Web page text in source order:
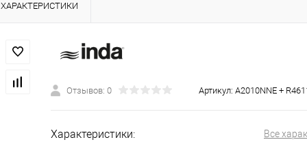
ХАРАКТЕРИСТИКИ
Отзывов: 0 Артикул: A2010NNE +
Характеристики: Все